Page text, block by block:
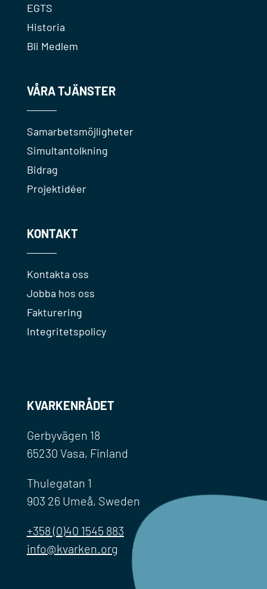
EGTS
Historia
Bli Medlem
VÅRA TJÄNSTER
Samarbetsmöjligheter
Simultantolkning
Bidrag
Projektidéer
KONTAKT
Kontakta oss
Jobba hos oss
Fakturering
Integritetspolicy
KVARKENRÅDET
Gerbyvägen 18
65230 Vasa, Finland
Thulegatan 1
903 26 Umeå, Sweden
+358 (0)40 1545 883
info@kvarken.org